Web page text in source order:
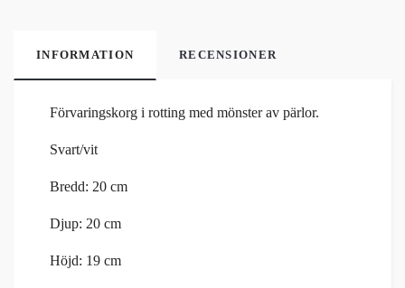
INFORMATION RECENSIONER
Förvaringskorg i rotting med mönster av pärlor.
Svart/vit
Bredd: 20 cm
Djup: 20 cm
Höjd: 19 cm